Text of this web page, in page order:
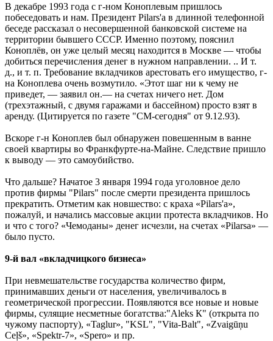
В декабре 1993 года с г-ном Коноплевым пришлось
побеседовать и нам. Президент Pilars'а в длинной телефонной
беседе рассказал о несовершенной банковской системе на
территории бывшего СССР. Именно поэтому, пояснил
Коноплёв, он уже целый месяц находится в Москве — чтобы
добиться перечисления денег в нужном направлении. .. И т.
д., и т. п. Требование вкладчиков арестовать его имущество, г-
на Коноплева очень возмутило. «Этот шаг ни к чему не
приведет, — заявил он.— на счетах ничего нет. Дом
(трехэтажный, с двумя гаражами и бассейном) просто взят в
аренду. (Цитируется по газете "СМ-сегодня" от 9.12.93).
Вскоре г-н Коноплев был обнаружен повешенным в ванне
своей квартиры во Франкфурте-на-Майне. Следствие пришло
к выводу — это самоубийство.
Что дальше? Начатое 3 января 1994 года уголовное дело
против фирмы "Pilars" после смерти президента пришлось
прекратить. Отметим как новшество: с краха «Pilars'а»,
пожалуй, и начались массовые акции протеста вкладчиков. Но
и что с того? «Чемоданы» денег исчезли, на счетах «Pilarsа» —
было пусто.
9-й вал «вкладчицкого бизнеса»
При невмешательстве государства количество фирм,
принимавших деньги от населения, увеличивалось в
геометрической прогрессии. Появляются все новые и новые
фирмы, сулящие несметные богатства:"Aleks К" (открыта по
чужому паспорту), «Taglur», "KSL", "Vita-Balt", «Zvaigūņu
Ceļš», «Spektr-7», «Spero» и пр.